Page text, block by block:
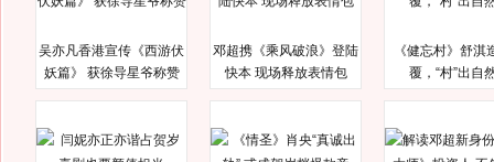
吴亦凡香港宣传《西游伏
妖篇》 获徐导星爷称赞
邓超携《乘风破浪》登陆
快本 现场释放表情包
《健忘村》舒淇
覆，“村”出自